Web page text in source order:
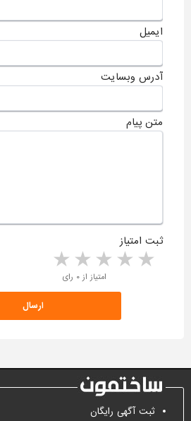
ایمیل
آدرس وبسایت
متن پیام
ثبت امتیاز
4 stars 3 stars 2 stars 1 star امتیاز از ۰ رای
ثبت آگهی رایگان